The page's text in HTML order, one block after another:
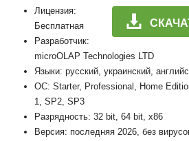
Лицензия:
Бесплатная
Разработчик:
microOLAP Technologies LTD
Языки: русский, украинский,
ОС: Starter, Professional, Home
1, SP2, SP3
Разрядность: 32 bit, 64 bit, x86
Версия: последняя 2026, без